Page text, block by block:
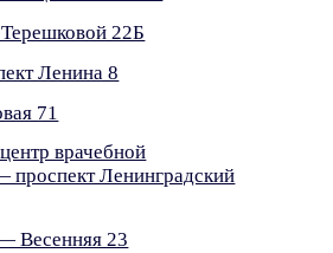
22Б
Ленина 8
71
врачебной
проспект Ленинградский
Весенняя 23